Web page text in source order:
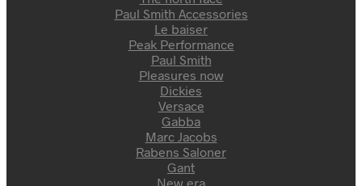
Paul Smith Accessories
Le baiser
Peak Performance
Paul Smith
Pleasures now
Dickies
Versace
Gabba
Marc Jacobs
Rabens Saloner
Gant
New era